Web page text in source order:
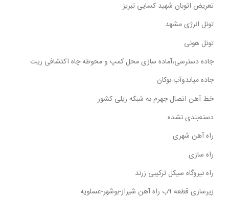
تعریض اتوبان شهید کسایی تبریز
تونل انرژی مشهد
تونل هونی
جاده دسترسی،آماده سازی محل کمپ و محوطه چاه اکتشافی ریت
جاده میاندوآب-بوکان
خط آهن اتصال جهرم به شبکه ریلی کشور
دسته‌بندی نشده
راه آهن شهری
راه سازی
راه نیروگاه سیکل ترکیبی زرند
زیرسازی قطعه 9ب راه آهن شیراز-بوشهر-عسلویه